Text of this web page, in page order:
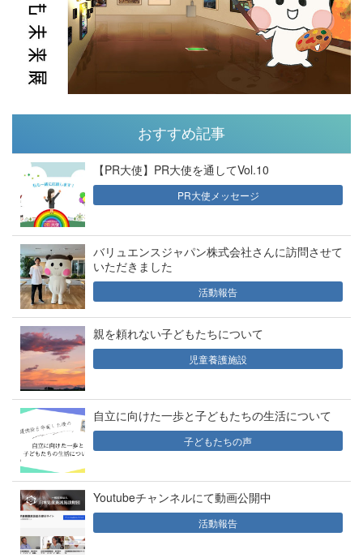
おすすめ記事
【PR大使】PR大使を通してVol.10
PR大使メッセージ
バリュエンスジャパン株式会社さんに訪問させて
いただきました
活動報告
親を頼れない子どもたちについて
児童養護施設
自立に向けた一歩と子どもたちの生活について
子どもたちの声
Youtubeチャンネルにて動画公開中
活動報告